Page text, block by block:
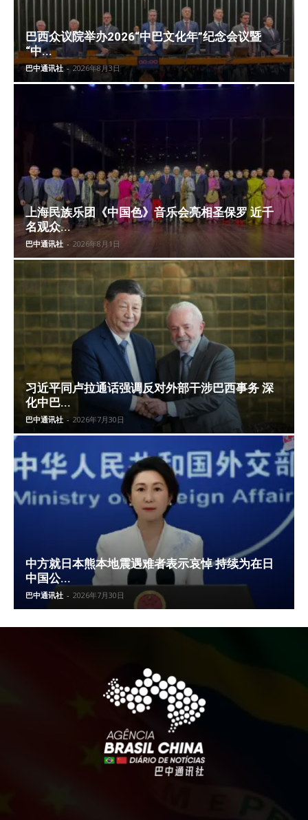
巴西众议院举办2026“中巴文化年”纪念会议暨
“中...
巴中通讯社 - 2026年8月3日
上海民族乐团《中国色》音乐会亮相圣保罗 近千
名观众...
巴中通讯社 - 2026年8月1日
习近平同卢拉通话强调反对外部干涉巴西事务 深
化中巴...
巴中通讯社 - 2026年7月30日
中方就日本熊本地震遇难者表示哀悼 持续为在日
中国公...
巴中通讯社 - 2026年7月30日